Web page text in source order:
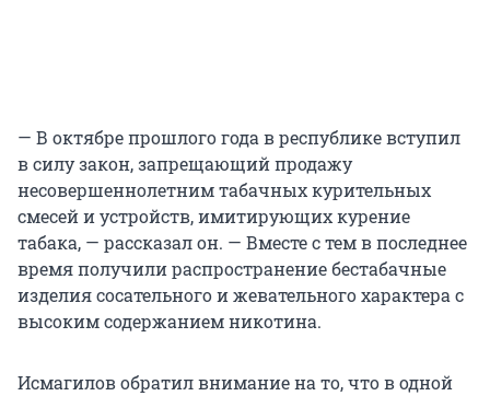
— В октябре прошлого года в республике вступил
в силу закон, запрещающий продажу
несовершеннолетним табачных курительных
смесей и устройств, имитирующих курение
табака, — рассказал он. — Вместе с тем в последнее
время получили распространение бестабачные
изделия сосательного и жевательного характера с
высоким содержанием никотина.
Исмагилов обратил внимание на то, что в одной